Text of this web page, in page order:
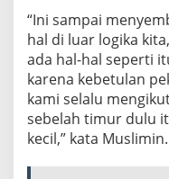
“Ini sampai
hal di luar logika
ada hal-hal seperti
karena kebetulan
kami selalu
sebelah timur dulu
kecil,” kata Muslimin.